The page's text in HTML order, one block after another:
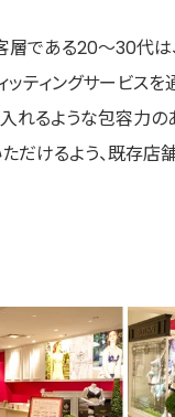
である20～30代は
ティングサービス
れるような包容力
だけるよう、既存